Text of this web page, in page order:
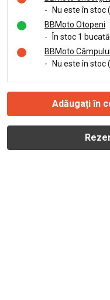
-
Nu este în
BBMoto Otopeni
-
În stoc 1
BBMoto
-
Nu este în
Adăugați în